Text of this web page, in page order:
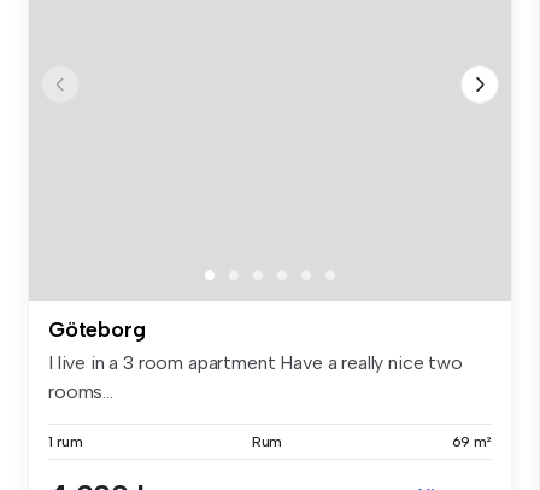
Göteborg
I live in a 3 room apartment Have a really nice two
rooms...
1 rum Rum 69 m²